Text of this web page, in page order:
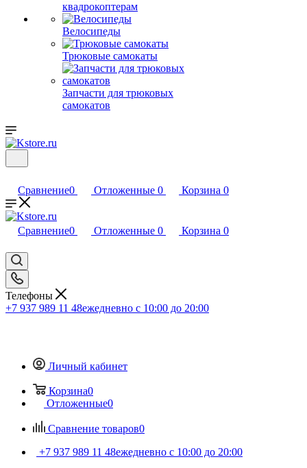
квадрокоптерам
Велосипеды
Трюковые самокаты
Запчасти для трюковых
самокатов
Сравнение0 Отложенные 0 Корзина 0
Сравнение0 Отложенные 0 Корзина 0
Телефоны
+7 937 989 11 48ежедневно с 10:00 до 20:00
Личный кабинет
Корзина0
Отложенные0
Сравнение товаров0
+7 937 989 11 48ежедневно с 10:00 до 20:00